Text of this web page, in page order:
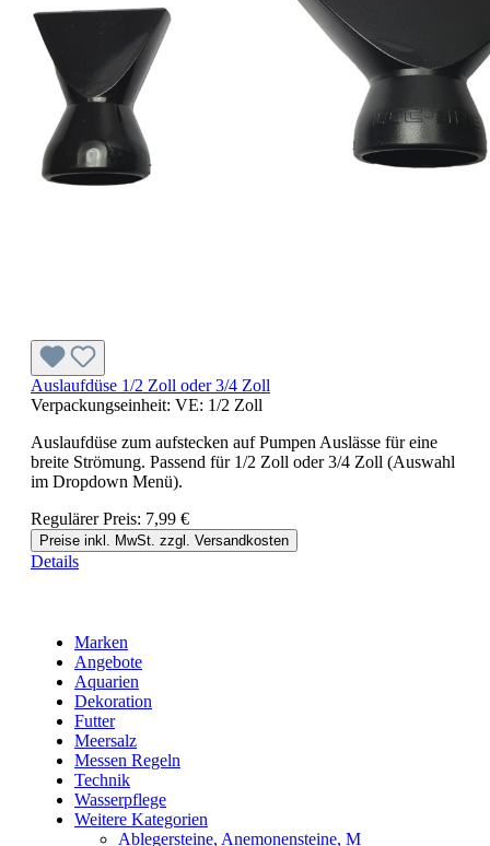
Auslaufdüse 1/2 Zoll oder 3/4 Zoll
Verpackungseinheit: VE: 1/2 Zoll
Auslaufdüse zum aufstecken auf Pumpen Auslässe für eine
breite Strömung. Passend für 1/2 Zoll oder 3/4 Zoll (Auswahl
im Dropdown Menü).
Regulärer Preis: 7,99 €
Preise inkl. MwSt. zzgl. Versandkosten
Details
Marken
Angebote
Aquarien
Dekoration
Futter
Meersalz
Messen Regeln
Technik
Wasserpflege
Weitere Kategorien
Ablegersteine, Anemonensteine, M